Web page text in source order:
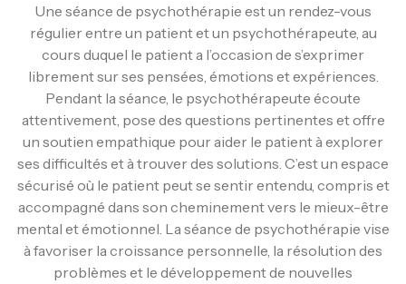
Une séance de psychothérapie est un rendez-vous
régulier entre un patient et un psychothérapeute, au
cours duquel le patient a l’occasion de s’exprimer
librement sur ses pensées, émotions et expériences.
Pendant la séance, le psychothérapeute écoute
attentivement, pose des questions pertinentes et offre
un soutien empathique pour aider le patient à explorer
ses difficultés et à trouver des solutions. C’est un espace
sécurisé où le patient peut se sentir entendu, compris et
accompagné dans son cheminement vers le mieux-être
mental et émotionnel. La séance de psychothérapie vise
à favoriser la croissance personnelle, la résolution des
problèmes et le développement de nouvelles